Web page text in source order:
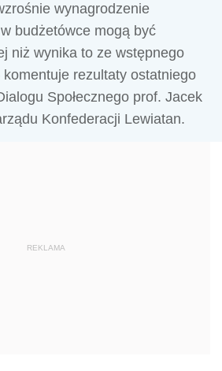
wynagrodzenie
budżetówce mogą być
niż wynika to ze wstępnego
rezultaty ostatniego
Społecznego prof. Jacek
Konfederacji Lewiatan.
REKLAMA